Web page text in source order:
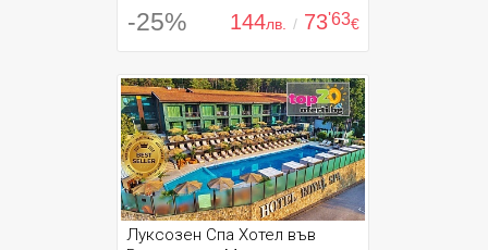
-25% 144лв. / 73'63€
Луксозен Спа Хотел във